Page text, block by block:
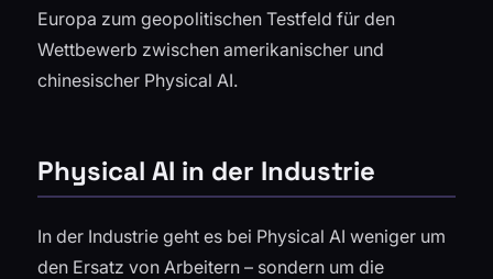
Europa zum geopolitischen Testfeld für den
Wettbewerb zwischen amerikanischer und
chinesischer Physical AI.
Physical AI in der Industrie
In der Industrie geht es bei Physical AI weniger um
den Ersatz von Arbeitern – sondern um die